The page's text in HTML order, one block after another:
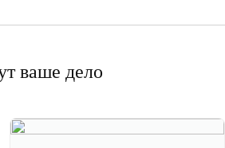
ваше дело